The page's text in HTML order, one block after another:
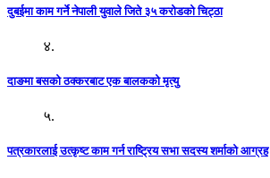
दुबईमा काम गर्ने नेपाली युवाले जिते ३५ करोडको चिट्ठा
४.
दाङमा बसको ठक्करबाट एक बालकको मृत्यु
५.
पत्रकारलाई उत्कृष्ट काम गर्न राष्ट्रिय सभा सदस्य शर्माको आग्रह